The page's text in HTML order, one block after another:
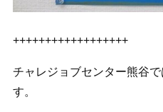
++++++++++++++++++
チャレジョブセンター熊谷
す。